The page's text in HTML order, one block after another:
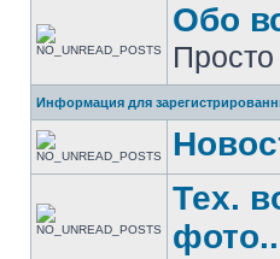
Обо
Информация для
Тех.